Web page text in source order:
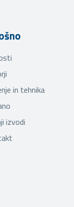
in tehnika
izvodi